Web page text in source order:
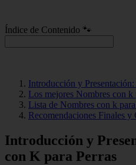
Índice de Contenido 🐾
Introducción y
Los mejores Nombres con k
Lista de Nombres con k
Recomendaciones Finales y
Introducción y
con K para Perras